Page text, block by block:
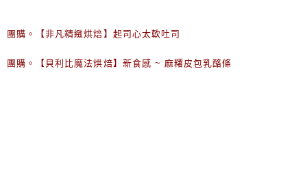
團購。【非凡精緻烘焙】起司心太軟吐司
團購。【貝利比魔法烘焙】新食感 ~ 麻糬皮包乳酪條